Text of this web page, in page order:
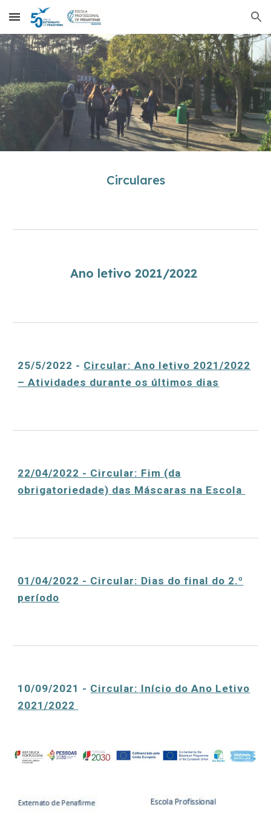
Skip to main content Skip to navigation
Circulares
Ano letivo 2021/2022
25/5/2022 - Circular: Ano letivo 2021/2022
– Atividades durante os últimos dias
22/04/2022 - Circular: Fim (da
obrigatoriedade) das Máscaras na Escola
01/04/2022 - Circular: Dias do final do 2.º
período
10/09/2021 - Circular: Início do Ano Letivo
2021/2022